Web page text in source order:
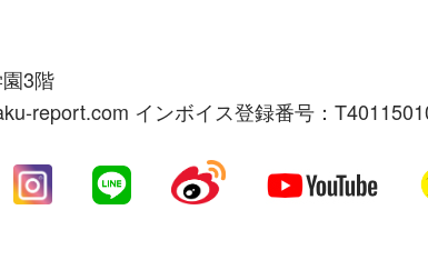
3階
report.com インボイス登録番号：